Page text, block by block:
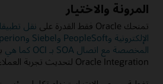
المرونة والاختيار
تمنحك Oracle فقط القدرة على
نقل
المخصصة مع اتصال SOA بـ OCI كما هي
Oracle Integration لتحديث تجربة العملاء والموظفين بسرعة.